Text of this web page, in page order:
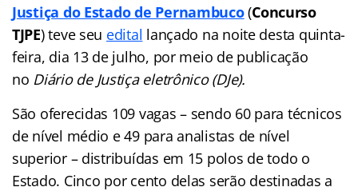
Justiça do Estado de Pernambuco(Concurso
TJPE) teve seu edital lançado na noite desta quinta-
feira, dia 13 de julho, por meio de publicação
no Diário de Justiça eletrônico (DJe).
São oferecidas 109 vagas – sendo 60 para técnicos
de nível médio e 49 para analistas de nível
superior – distribuídas em 15 polos de todo o
Estado. Cinco por cento delas serão destinadas a